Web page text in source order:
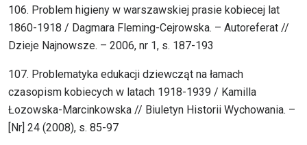
106. Problem higieny w warszawskiej prasie kobiecej lat
1860-1918 / Dagmara Fleming-Cejrowska. – Autoreferat //
Dzieje Najnowsze. – 2006, nr 1, s. 187-193
107. Problematyka edukacji dziewcząt na łamach
czasopism kobiecych w latach 1918-1939 / Kamilla
Łozowska-Marcinkowska // Biuletyn Historii Wychowania. –
[Nr] 24 (2008), s. 85-97